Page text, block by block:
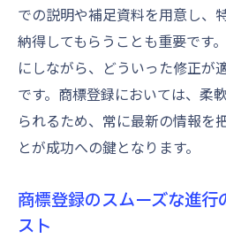
での説明や補足資料を用意し、
納得してもらうことも重要です
にしながら、どういった修正が
です。商標登録においては、柔
られるため、常に最新の情報を
とが成功への鍵となります。
商標登録のスムーズな進行
スト